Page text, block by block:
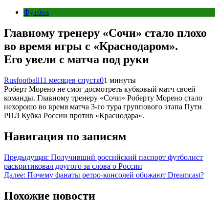
Футбол
Главному тренеру «Сочи» стало плохо
во время игры с «Краснодаром».
Его увели с матча под руки
Rusfootball11 месяцев спустя01 минуты
Роберт Морено не смог досмотреть кубковый матч своей
команды. Главному тренеру «Сочи» Роберту Морено стало
нехорошо во время матча 3-го тура группового этапа Пути
РПЛ Кубка России против «Краснодара».
Навигация по записям
Предыдущая: Получивший российский паспорт футболист
раскритиковал другого за слова о России
Далее: Почему фанаты ретро-консолей обожают Dreamcast?
Похожие новости